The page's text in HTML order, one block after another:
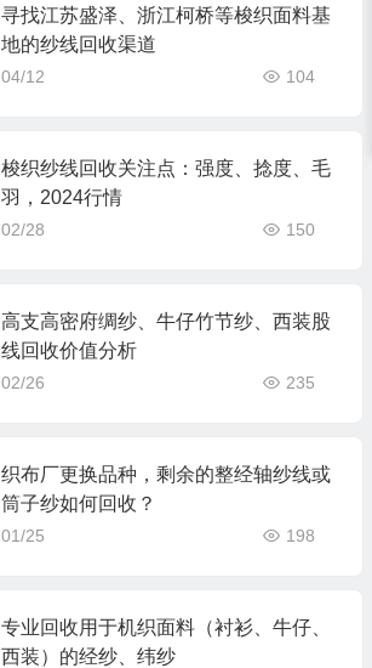
寻找江苏盛泽、浙江柯桥等梭织面料基
地的纱线回收渠道
04/12 104
梭织纱线回收关注点：强度、捻度、毛
羽，2024行情
02/28 150
高支高密府绸纱、牛仔竹节纱、西装股
线回收价值分析
02/26 235
织布厂更换品种，剩余的整经轴纱线或
筒子纱如何回收？
01/25 198
专业回收用于机织面料（衬衫、牛仔、
西装）的经纱、纬纱